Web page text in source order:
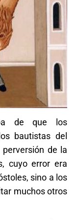
de que los
bautistas del
de la
cuyo error era
sino a los
muchos otros